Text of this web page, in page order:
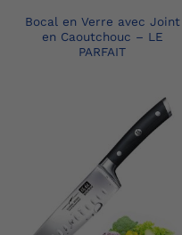
Bocal en Verre avec Joint
en Caoutchouc – LE
PARFAIT